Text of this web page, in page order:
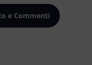
e Commenti